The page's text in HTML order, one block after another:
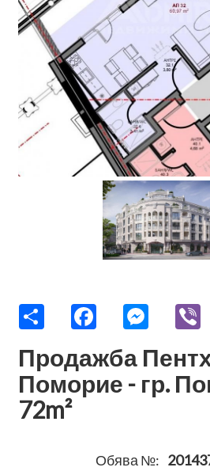
Share FacebookMessenger
Продажба
Поморие - гр.
72m²
Обява №: